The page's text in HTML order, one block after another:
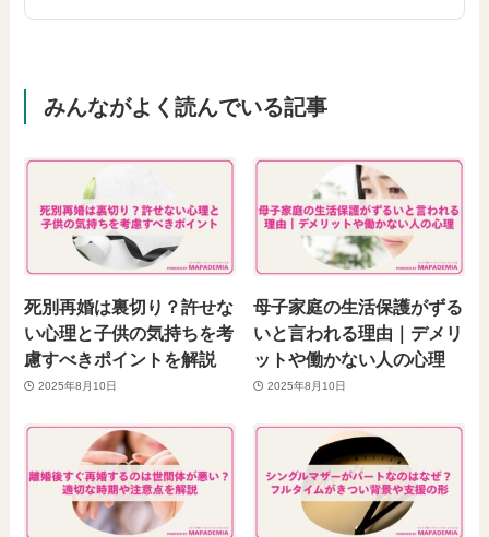
みんながよく読んでいる記事
死別再婚は裏切り？許せな
い心理と子供の気持ちを考
慮すべきポイントを解説
2025年8月10日
母子家庭の生活保護がずる
いと言われる理由｜デメリ
ットや働かない人の心理
2025年8月10日